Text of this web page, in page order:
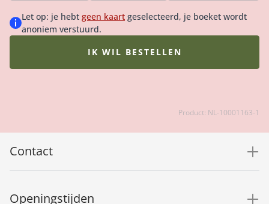
Let op: je hebt geen kaart geselecteerd, je boeket wordt
anoniem verstuurd.
IK WIL BESTELLEN
Product: NL-10001163-1
Contact
Openingstijden